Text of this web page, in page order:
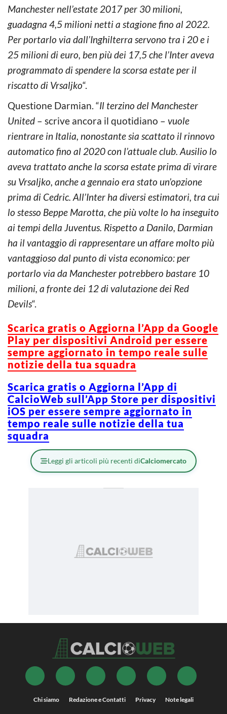
Manchester nell’estate 2017 per 30 milioni,
guadagna 4,5 milioni netti a stagione fino al 2022.
Per portarlo via dall’Inghilterra servono tra i 20 e i
25 milioni di euro, ben più dei 17,5 che l’Inter aveva
programmato di spendere la scorsa estate per il
riscatto di Vrsaljko“.
Questione Darmian. “Il terzino del Manchester
United – scrive ancora il quotidiano – vuole
rientrare in Italia, nonostante sia scattato il rinnovo
automatico fino al 2020 con l’attuale club. Ausilio lo
aveva trattato anche la scorsa estate prima di virare
su Vrsaljko, anche a gennaio era stato un’opzione
prima di Cedric. All’Inter ha diversi estimatori, tra cui
lo stesso Beppe Marotta, che più volte lo ha inseguito
ai tempi della Juventus. Rispetto a Danilo, Darmian
ha il vantaggio di rappresentare un affare molto più
vantaggioso dal punto di vista economico: per
portarlo via da Manchester potrebbero bastare 10
milioni, a fronte dei 12 di valutazione dei Red
Devils“.
Scarica gratis o Aggiorna l’App da Google
Play per dispositivi Android per essere
sempre aggiornato in tempo reale sulle
notizie della tua squadra
Scarica gratis o Aggiorna l’App di
CalcioWeb sull’App Store per dispositivi
iOS per essere sempre aggiornato in
tempo reale sulle notizie della tua
squadra
Leggi gli articoli più recenti diCalciomercato
Chi siamo Redazione e Contatti Privacy Note legali